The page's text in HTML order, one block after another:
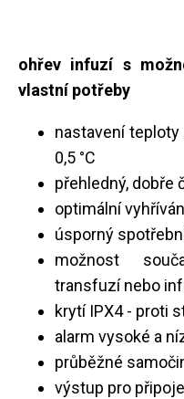
ohřev infuzí s
vlastní potřeby
nastavení teploty
0,5 °C
přehledný, dobře
optimální
úsporný
možnost
transfuzí nebo
krytí IPX4 - proti
alarm vysoké a
průběžné
výstup pro